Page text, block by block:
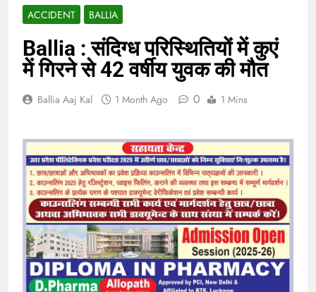
ACCIDENT BALLIA
Ballia : संदिग्ध परिस्थितियों में कुएं
में गिरने से 42 वर्षीय युवक की मौत
Ballia Aaj Kal 1 Month Ago 0 1 Mins